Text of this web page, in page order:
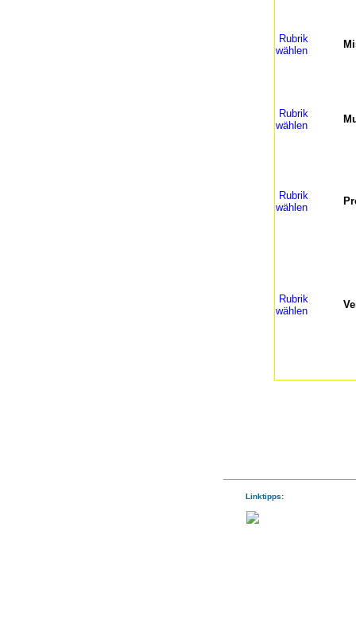
Rubrik
wählen
Rubrik
wählen
Rubrik
wählen
Rubrik
wählen
Linktipps: